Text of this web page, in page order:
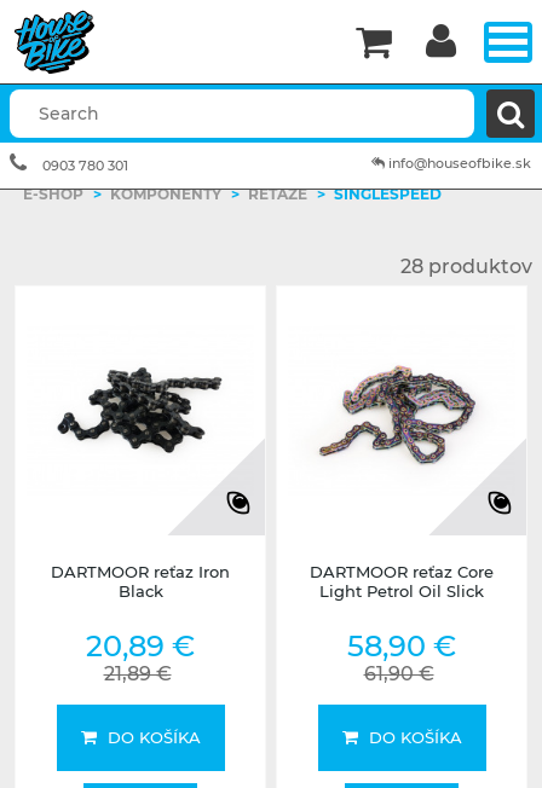
E-SHOP > KOMPONENTY > REŤAZE > SINGLESPEED
28 produktov
DARTMOOR reťaz Iron
Black
20,89 €
21,89 €
DO KOŠÍKA
DARTMOOR reťaz Core
Light Petrol Oil Slick
58,90 €
61,90 €
DO KOŠÍKA


info@houseofbike.sk
0903 780 301